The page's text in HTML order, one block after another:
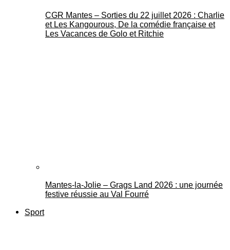
CGR Mantes – Sorties du 22 juillet 2026 : Charlie
et Les Kangourous, De la comédie française et
Les Vacances de Golo et Ritchie
Mantes-la-Jolie – Grags Land 2026 : une journée
festive réussie au Val Fourré
Sport